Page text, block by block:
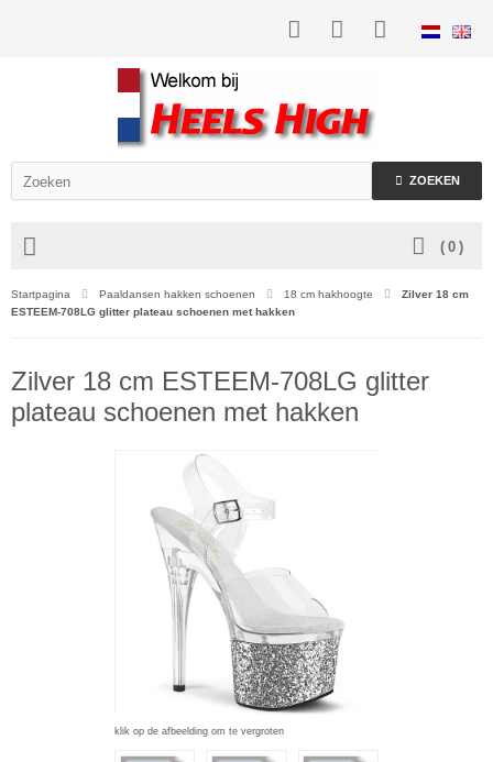
ZOEKEN
( 0 )
Startpagina Paaldansen hakken schoenen 18 cm hakhoogte
Zilver 18 cm
ESTEEM-708LG glitter plateau schoenen met hakken
Zilver 18 cm ESTEEM-708LG glitter
plateau schoenen met hakken
klik op de afbeelding om te vergroten